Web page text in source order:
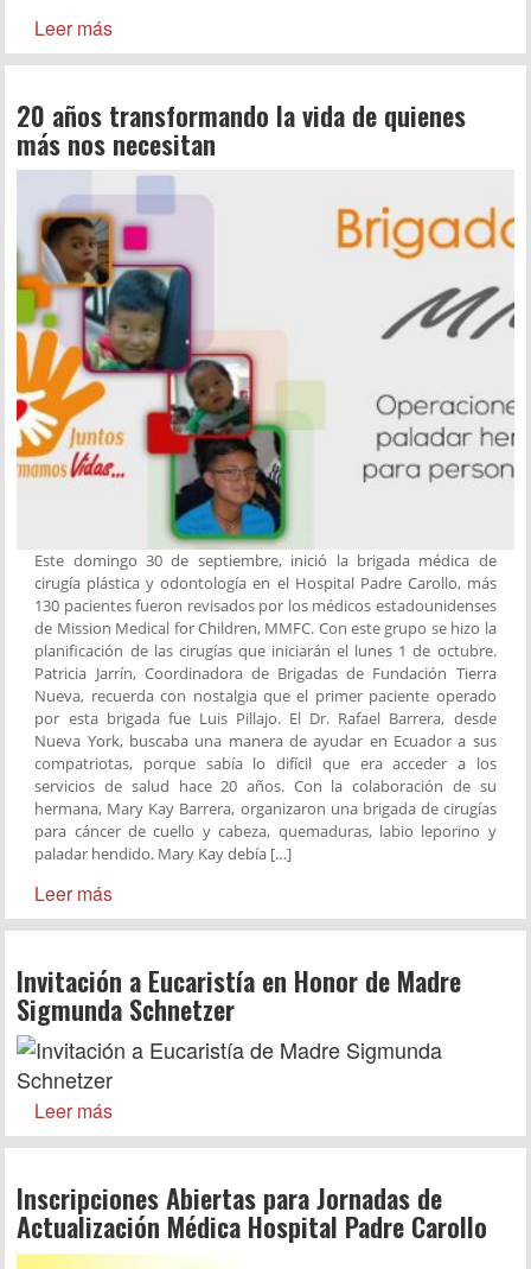
Leer más
20 años transformando la vida de quienes
más nos necesitan
Este domingo 30 de septiembre, inició la brigada médica de
cirugía plástica y odontología en el Hospital Padre Carollo, más
130 pacientes fueron revisados por los médicos estadounidenses
de Mission Medical for Children, MMFC. Con este grupo se hizo la
planificación de las cirugías que iniciarán el lunes 1 de octubre.
Patricia Jarrín, Coordinadora de Brigadas de Fundación Tierra
Nueva, recuerda con nostalgia que el primer paciente operado
por esta brigada fue Luis Pillajo. El Dr. Rafael Barrera, desde
Nueva York, buscaba una manera de ayudar en Ecuador a sus
compatriotas, porque sabía lo difícil que era acceder a los
servicios de salud hace 20 años. Con la colaboración de su
hermana, Mary Kay Barrera, organizaron una brigada de cirugías
para cáncer de cuello y cabeza, quemaduras, labio leporino y
paladar hendido. Mary Kay debía […]
Leer más
Invitación a Eucaristía en Honor de Madre
Sigmunda Schnetzer
Leer más
Inscripciones Abiertas para Jornadas de
Actualización Médica Hospital Padre Carollo